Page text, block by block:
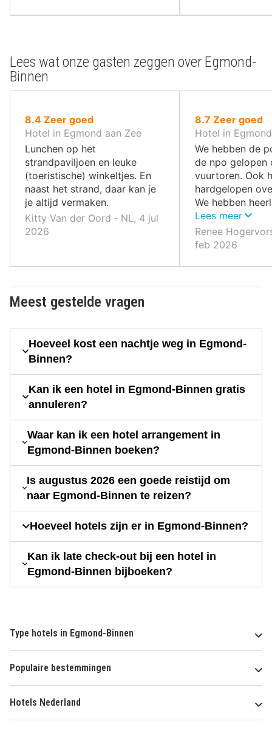
Lees wat onze gasten zeggen over Egmond-
Binnen
8.4uit
10
,
Zeer goed
Hotel in Egmond aan Zee
Lunchen op het
strandpaviljoen en leuke
(toeristische) winkeltjes. En
naast het strand, daar kan je
je altijd vermaken.
Kitty Van der Oord ‐ NL, 4 jul
2026
8.7 uit
10
,
Zeer goed
Hotel in
We hebben de
de npo gelopen
vuurtoren. Ook
hardgelopen
We hebben
bij restaurant
Lees meer
Renee
feb 2026
Meest gestelde vragen
Hoeveel kost een nachtje weg in Egmond-
Binnen?
Kan ik een hotel in Egmond-Binnen gratis
annuleren?
Waar kan ik een hotel arrangement in
Egmond-Binnen boeken?
Is augustus 2026 een goede reistijd om
naar Egmond-Binnen te reizen?
Hoeveel hotels zijn er in Egmond-Binnen?
Kan ik late check-out bij een hotel in
Egmond-Binnen bijboeken?
Type hotels in Egmond-Binnen
Populaire bestemmingen
Hotels Nederland